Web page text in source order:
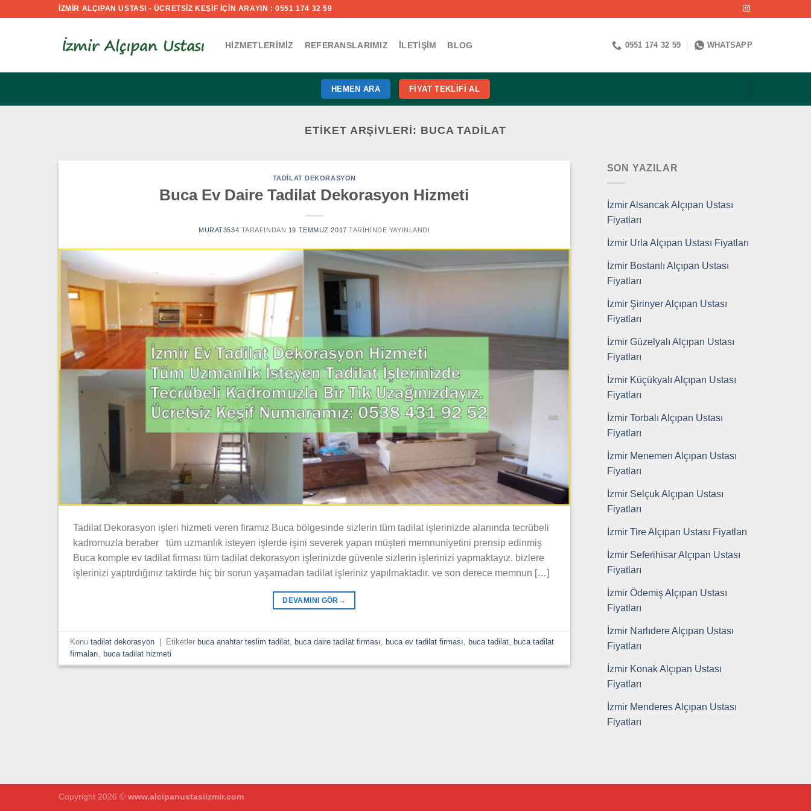
İZMİR ALÇIPAN USTASI - ÜCRETSİZ KEŞİF İÇİN ARAYIN : 0551 174 32 59
HIZMETLERIMIZ REFERANSLARIMIZ İLETIŞIM BLOG 0551 174 32 59 WHATSAPP
HEMEN ARA FIYAT TEKLIFI AL
ETIKET ARŞIVLERI: BUCA TADILAT
TADILAT DEKORASYON
Buca Ev Daire Tadilat Dekorasyon Hizmeti
MURAT3534 TARAFINDAN 19 TEMMUZ 2017 TARIHINDE YAYINLANDI
Tadilat Dekorasyon işleri hizmeti veren firamız Buca bölgesinde sizlerin tüm tadilat işlerinizde alanında tecrübeli
kadromuzla beraber tüm uzmanlık isteyen işlerde işini severek yapan müşteri memnuniyetini prensip edinmiş
Buca komple ev tadilat firması tüm tadilat dekorasyon işlerinizde güvenle sizlerin işlerinizi yapmaktayız. bizlere
işlerinizi yaptırdığınız taktirde hiç bir sorun yaşamadan tadilat işleriniz yapılmaktadır. ve son derece memnun […]
DEVAMINI GÖR →
Konutadilat dekorasyon | Etiketlerbuca anahtar teslim tadilat ,buca daire tadilat firması ,buca ev tadilat firması ,buca tadilat ,buca tadilat
firmaları ,buca tadilat hizmeti
SON YAZILAR
İzmir Alsancak Alçıpan Ustası
Fiyatları
İzmir Urla Alçıpan Ustası Fiyatları
İzmir Bostanlı Alçıpan Ustası
Fiyatları
İzmir Şirinyer Alçıpan Ustası
Fiyatları
İzmir Güzelyalı Alçıpan Ustası
Fiyatları
İzmir Küçükyalı Alçıpan Ustası
Fiyatları
İzmir Torbalı Alçıpan Ustası
Fiyatları
İzmir Menemen Alçıpan Ustası
Fiyatları
İzmir Selçuk Alçıpan Ustası
Fiyatları
İzmir Tire Alçıpan Ustası Fiyatları
İzmir Seferihisar Alçıpan Ustası
Fiyatları
İzmir Ödemiş Alçıpan Ustası
Fiyatları
İzmir Narlıdere Alçıpan Ustası
Fiyatları
İzmir Konak Alçıpan Ustası
Fiyatları
İzmir Menderes Alçıpan Ustası
Fiyatları
Copyright 2026 © www.alcipanustasiizmir.com